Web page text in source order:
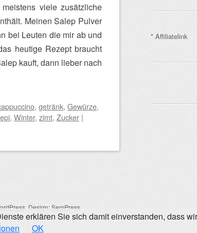
viele zusätzliche
Meinen Salep Pulver
bei Leuten die mir ab und
heutige Rezept braucht
kauft, dann lieber nach
, getränk, Gewürze,
, Winter, zimt, Zucker |
* Affiliatelink
. Design: SemPress
erklären Sie sich damit einverstanden, dass
OK